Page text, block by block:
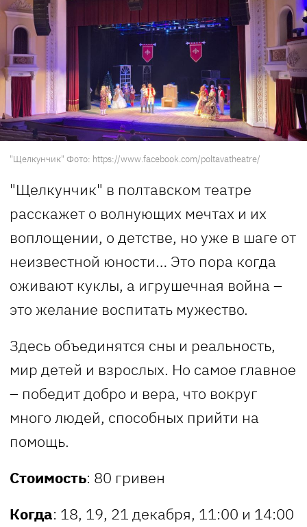
"Щелкунчик" Фото: https://www.facebook.com/poltavatheatre/
"Щелкунчик" в полтавском театре
расскажет о волнующих мечтах и ​​их
воплощении, о детстве, но уже в шаге от
неизвестной юности… Это пора когда
оживают куклы, а игрушечная война –
это желание воспитать мужество.
Здесь объединятся сны и реальность,
мир детей и взрослых. Но самое главное
– победит добро и вера, что вокруг
много людей, способных прийти на
помощь.
Стоимость: 80 гривен
Когда: 18, 19, 21 декабря, 11:00 и 14:00